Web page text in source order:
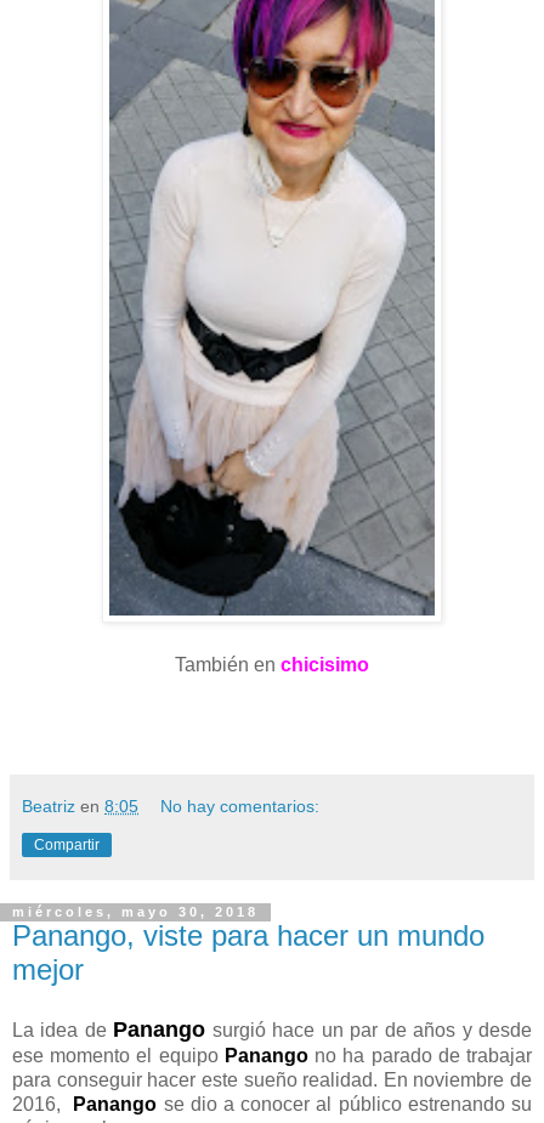
También en chicisimo
Beatriz en 8:05 No hay comentarios:
Compartir
miércoles, mayo 30, 2018
Panango, viste para hacer un mundo
mejor
La idea de Panango surgió hace un par de años y desde
ese momento el equipo Panangono ha parado de trabajar
para conseguir hacer este sueño realidad. En noviembre de
2016,
Panango se dio a conocer al público estrenando su